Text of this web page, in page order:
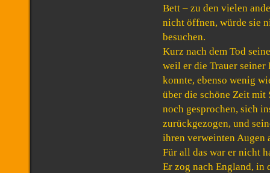
Bett – zu den vielen
nicht öffnen, würde sie
besuchen.
Kurz nach dem Tod
weil er die Trauer
konnte, ebenso wenig
über die schöne Zeit mit
noch gesprochen, sich
zurückgezogen, und
ihren verweinten Augen
Für all das war er nicht
Er zog nach England, in